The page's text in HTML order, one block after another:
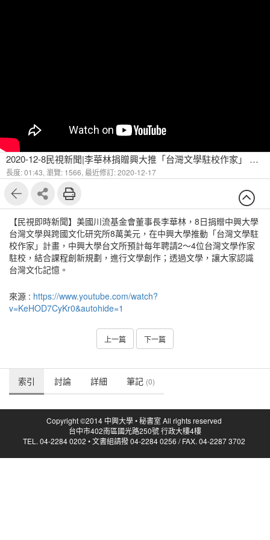
2020-12-8民視新聞|李華林捐贈興大推「台灣文學駐校作家」 推廣台灣文化
長度: 01:43, 瀏覽: 1566, 最近修訂: 2020-12-17
【民視即時新聞】美國川流基金會董事長李華林，8日捐贈中興大學
台灣文學與跨國文化研究所8萬美元，在中興大學推動「台灣文學駐
校作家」計畫，中興大學台文所預計每年聘請2～4位台灣文學作家
駐校，結合課程創新規劃，進行文學創作；透過文學，讓大家認識
台灣文化記憶。
來源 : https://www.youtube.com/watch?
v=KeHOD7CyKr0&autohide=1
上一篇 下一篇
索引 討論 詳細 筆記 (0)
Copyright ©2014 中興大學 • 秘書室 All rights reserved
台中市402南區國光路250號 行政大樓4樓
TEL. 04-2284 0202 • 文書組請撥 04-2284 0256 / FAX. 04-2287 3702